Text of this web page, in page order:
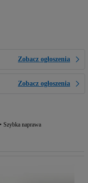
Zobacz ogłoszenia
Zobacz ogłoszenia
Szybka naprawa